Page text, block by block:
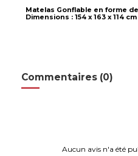
Matelas Gonflable en forme
Dimensions : 154 x 163 x 114 cm
Commentaires (0)
Aucun avis n'a été